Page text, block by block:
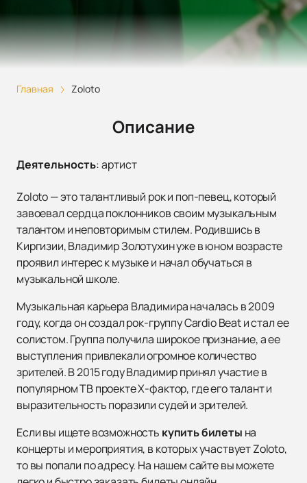
Главная Zoloto
Описание
Деятельность:артист
Zoloto — это талантливый рок и поп-певец, который
завоевал сердца поклонников своим музыкальным
талантом и неповторимым стилем. Родившись в
Киргизии, Владимир Золотухин уже в юном возрасте
проявил интерес к музыке и начал обучаться в
музыкальной школе.
Музыкальная карьера Владимира началась в 2009
году, когда он создал рок-группу Cardio Beat и стал ее
солистом. Группа получила широкое признание, а ее
выступления привлекали огромное количество
зрителей. В 2015 году Владимир принял участие в
популярном ТВ проекте Х-фактор, где его талант и
выразительность поразили судей и зрителей.
Если вы ищете возможность купить билеты на
концерты и мероприятия, в которых участвует Zoloto,
то вы попали по адресу. На нашем сайте вы можете